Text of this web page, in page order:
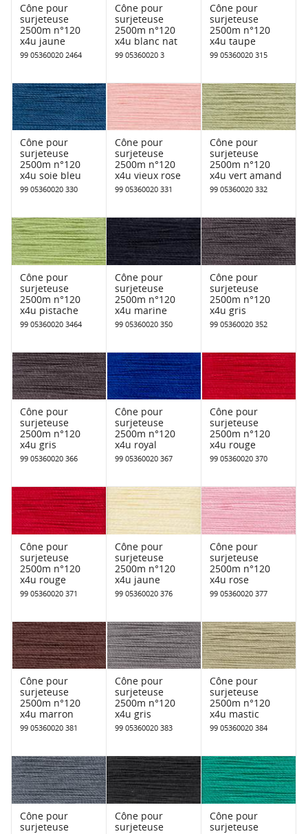
Cône pour
surjeteuse
2500m n°120
x4u jaune
99 05360020 2464
Cône pour
surjeteuse
2500m n°120
x4u blanc nat
99 05360020 3
Cône pour
surjeteuse
2500m n°120
x4u taupe
99 05360020 315
Cône pour
surjeteuse
2500m n°120
x4u soie bleu
99 05360020 330
Cône pour
surjeteuse
2500m n°120
x4u vieux rose
99 05360020 331
Cône pour
surjeteuse
2500m n°120
x4u vert amand
99 05360020 332
Cône pour
surjeteuse
2500m n°120
x4u pistache
99 05360020 3464
Cône pour
surjeteuse
2500m n°120
x4u marine
99 05360020 350
Cône pour
surjeteuse
2500m n°120
x4u gris
99 05360020 352
Cône pour
surjeteuse
2500m n°120
x4u gris
99 05360020 366
Cône pour
surjeteuse
2500m n°120
x4u royal
99 05360020 367
Cône pour
surjeteuse
2500m n°120
x4u rouge
99 05360020 370
Cône pour
surjeteuse
2500m n°120
x4u rouge
99 05360020 371
Cône pour
surjeteuse
2500m n°120
x4u jaune
99 05360020 376
Cône pour
surjeteuse
2500m n°120
x4u rose
99 05360020 377
Cône pour
surjeteuse
2500m n°120
x4u marron
99 05360020 381
Cône pour
surjeteuse
2500m n°120
x4u gris
99 05360020 383
Cône pour
surjeteuse
2500m n°120
x4u mastic
99 05360020 384
Cône pour
surjeteuse
Cône pour
surjeteuse
Cône pour
surjeteuse